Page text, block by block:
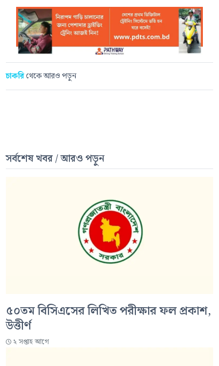
চাকরিথেকে আরও পড়ুন
সর্বশেষ খবর / আরও পড়ুন
৫০তম বিসিএসের লিখিত পরীক্ষার ফল প্রকাশ,
উত্তীর্ণ
২ সপ্তাহ আগে